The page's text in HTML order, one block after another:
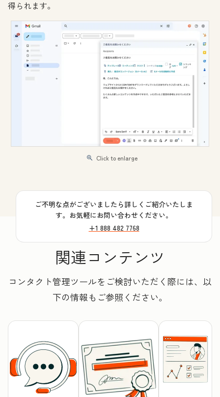
得られます。
Click to enlarge
ご不明な点がございましたら詳しくご紹介いたしま
す。お気軽にお問い合わせください。
+1 888 482 7768
関連コンテンツ
コンタクト管理ツールをご検討いただく際には、以
下の情報もご参照ください。